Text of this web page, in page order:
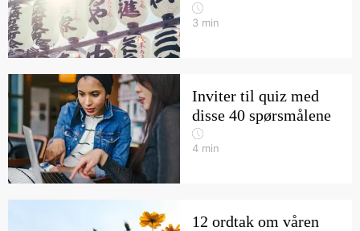
3 min
Inviter til quiz med
disse 40 spørsmålene
4 min
12 ordtak om våren